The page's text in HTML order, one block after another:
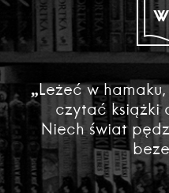
„Leżeć w
czytać książki
Niech świat